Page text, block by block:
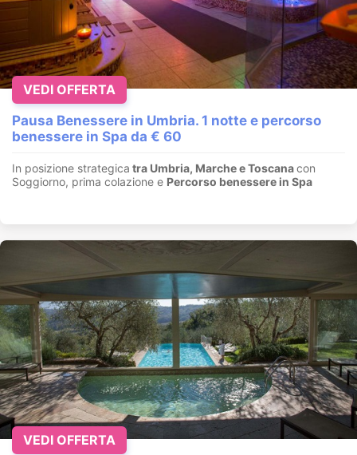
Pausa Benessere in Umbria. 1 notte e percorso
benessere in Spa da € 60
In posizione strategica tra Umbria, Marche e Toscanacon
Soggiorno, prima colazione e Percorso benessere in Spa
VEDI OFFERTA
VEDI OFFERTA